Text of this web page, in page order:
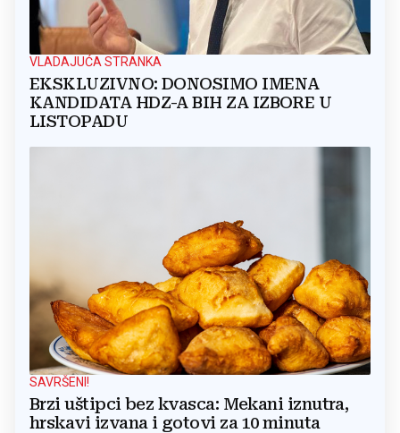
VLADAJUĆA STRANKA
EKSKLUZIVNO: DONOSIMO IMENA
KANDIDATA HDZ-A BIH ZA IZBORE U
LISTOPADU
SAVRŠENI!
Brzi uštipci bez kvasca: Mekani iznutra,
hrskavi izvana i gotovi za 10 minuta